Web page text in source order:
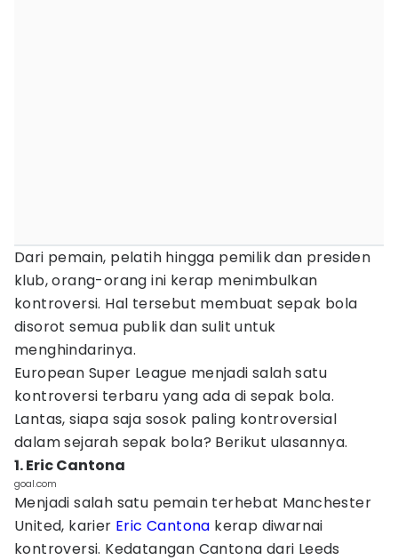
Dari pemain, pelatih hingga pemilik dan presiden
klub, orang-orang ini kerap menimbulkan
kontroversi. Hal tersebut membuat sepak bola
disorot semua publik dan sulit untuk
menghindarinya.
European Super League menjadi salah satu
kontroversi terbaru yang ada di sepak bola.
Lantas, siapa saja sosok paling kontroversial
dalam sejarah sepak bola? Berikut ulasannya.
1. Eric Cantona
goal.com
Menjadi salah satu pemain terhebat Manchester
United, karier Eric Cantona kerap diwarnai
kontroversi. Kedatangan Cantona dari Leeds